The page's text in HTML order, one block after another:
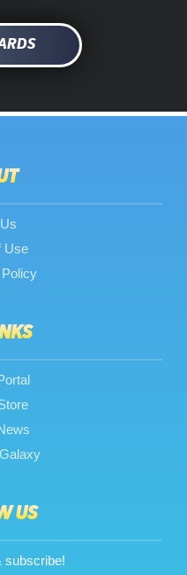
Use
US
subscribe!